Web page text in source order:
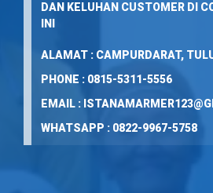
DAN KELUHAN CUSTOMER DI
INI
ALAMAT : CAMPURDARAT,
PHONE : 0815-5311-5556
EMAIL :
WHATSAPP : 0822-9967-5758